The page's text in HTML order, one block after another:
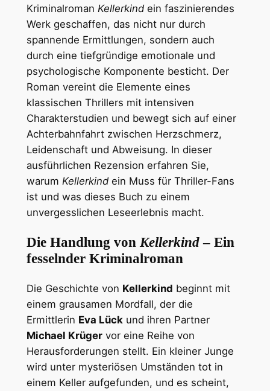
Kriminalroman Kellerkindein faszinierendes
Werk geschaffen, das nicht nur durch
spannende Ermittlungen, sondern auch
durch eine tiefgründige emotionale und
psychologische Komponente besticht. Der
Roman vereint die Elemente eines
klassischen Thrillers mit intensiven
Charakterstudien und bewegt sich auf einer
Achterbahnfahrt zwischen Herzschmerz,
Leidenschaft und Abweisung. In dieser
ausführlichen Rezension erfahren Sie,
warum Kellerkindein Muss für Thriller-Fans
ist und was dieses Buch zu einem
unvergesslichen Leseerlebnis macht.
Die Handlung von Kellerkind– Ein
fesselnder Kriminalroman
Die Geschichte von Kellerkind beginnt mit
einem grausamen Mordfall, der die
Ermittlerin Eva Lückund ihren Partner
Michael Krügervor eine Reihe von
Herausforderungen stellt. Ein kleiner Junge
wird unter mysteriösen Umständen tot in
einem Keller aufgefunden, und es scheint,